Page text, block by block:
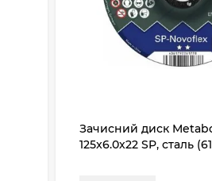
Зачисний диск
125x6.0х22 SP, сталь